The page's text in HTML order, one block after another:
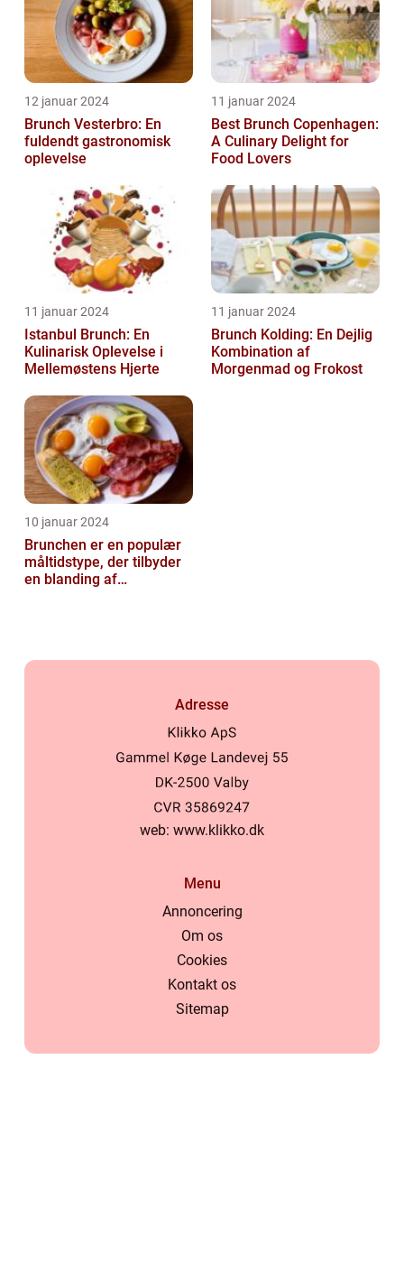
12 januar 2024
Brunch Vesterbro: En
fuldendt gastronomisk
oplevelse
11 januar 2024
Best Brunch Copenhagen:
A Culinary Delight for
Food Lovers
11 januar 2024
Istanbul Brunch: En
Kulinarisk Oplevelse i
Mellemøstens Hjerte
11 januar 2024
Brunch Kolding: En Dejlig
Kombination af
Morgenmad og Frokost
10 januar 2024
Brunchen er en populær
måltidstype, der tilbyder
en blanding af
Adresse
web: www.klikko.dk
Menu
Annoncering
Om os
Cookies
Kontakt os
Sitemap